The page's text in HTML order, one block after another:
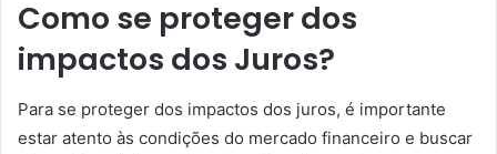
Como se proteger dos
impactos dos Juros?
Para se proteger dos impactos dos juros, é importante
estar atento às condições do mercado financeiro e buscar